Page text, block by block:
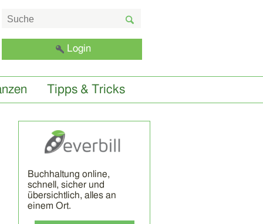
Login
Tipps & Tricks
Buchhaltung online,
schnell, sicher und
übersichtlich, alles an
einem Ort.